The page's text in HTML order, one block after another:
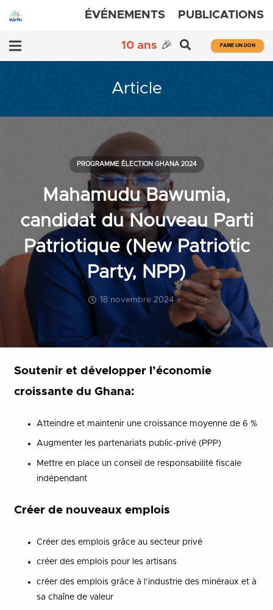
ÉVÉNEMENTS PUBLICATIONS
10 ans 🎉 FAIRE UN DON
Article
Mahamudu Bawumia,
candidat du Nouveau Parti
Patriotique (New Patriotic
Party, NPP)
18 novembre 2024
PROGRAMME ÉLECTION GHANA 2024
Soutenir et développer l’économie
croissante du Ghana:
Atteindre et maintenir une croissance moyenne de 6 %
Augmenter les partenariats public-privé (PPP)
Mettre en place un conseil de responsabilité fiscale
indépendant
Créer de nouveaux emplois
Créer des emplois grâce au secteur privé
créer des emplois pour les artisans
créer des emplois grâce à l’industrie des minéraux et à
sa chaîne de valeur